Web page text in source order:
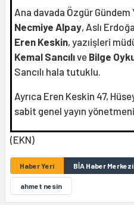
Ana davada Özgür Gündem
Necmiye Alpay, Aslı
Eren Keskin, yazıişleri
Kemal Sancılıve Bilge
Sancılı hala tutuklu.
Ayrıca Eren Keskin 47,
sabit genel yayın
(EKN)
Haber Yeri BİA Haber Merkezi
ahmet nesin